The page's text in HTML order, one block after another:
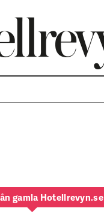
gamla Hotellrevyn.se